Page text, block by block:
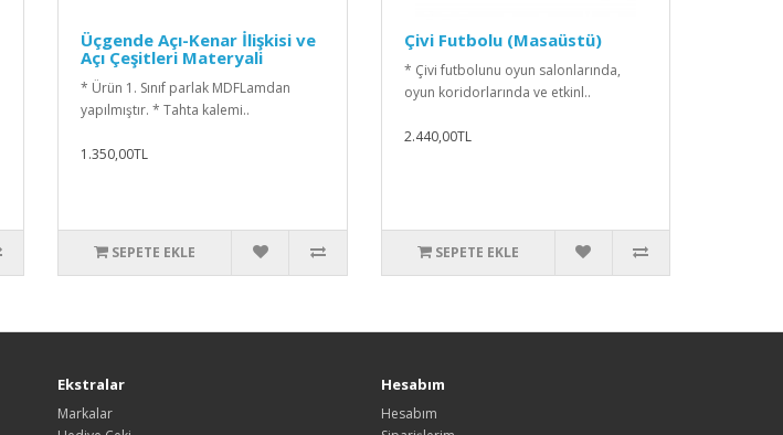
Üçgende Açı-Kenar İlişkisi ve
Açı Çeşitleri Materyali
* Ürün 1. Sınıf parlak MDFLamdan
yapılmıştır. * Tahta kalemi..
1.350,00TL
SEPETE EKLE
Çivi Futbolu (Masaüstü)
* Çivi futbolunu oyun salonlarında,
oyun koridorlarında ve etkinl..
2.440,00TL
SEPETE EKLE
Ekstralar
Markalar
Hesabım
Hesabım